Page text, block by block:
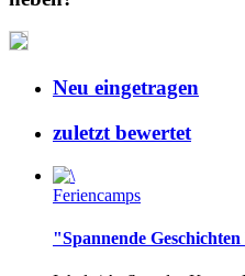
Neu eingetragen
zuletzt bewertet
Feriencamps
"Spannende